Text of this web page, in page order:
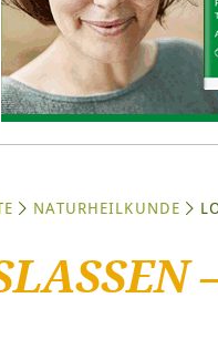
NATURHEILKUNDE